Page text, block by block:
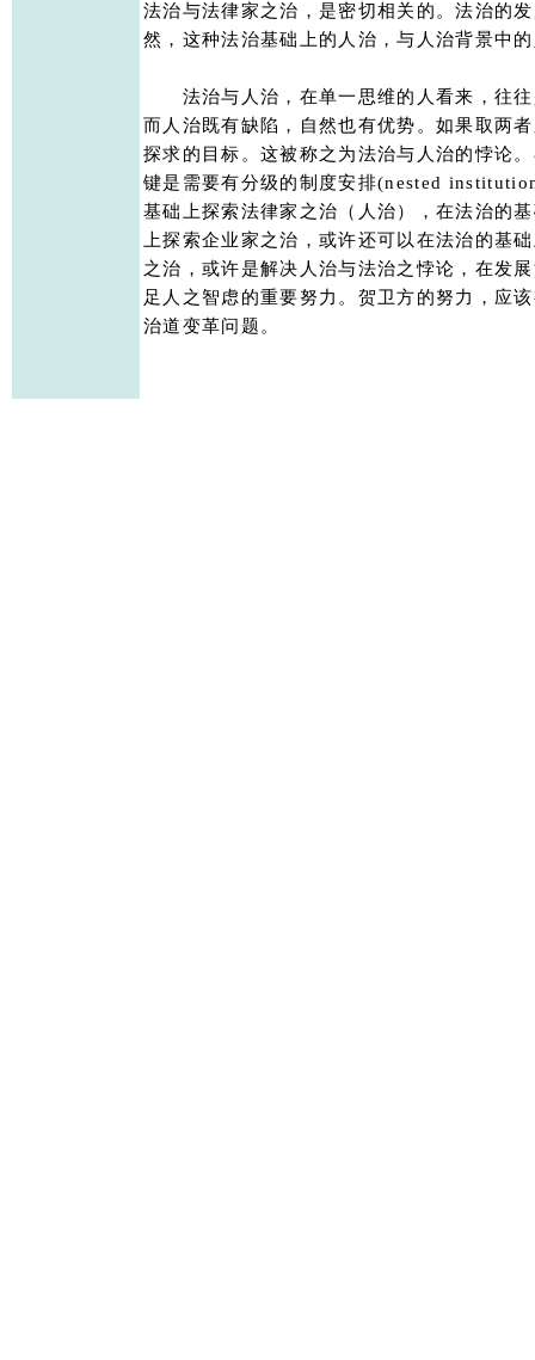
法治与法律家之治，是密切相关的。法治的
然，这种法治基础上的人治，与人治背景中
法治与人治，在单一思维的人看来，往往
而人治既有缺陷，自然也有优势。如果取两
探求的目标。这被称之为法治与人治的悖论
键是需要有分级的制度安排(nested
基础上探索法律家之治（人治），在法治的
上探索企业家之治，或许还可以在法治的基
之治，或许是解决人治与法治之悖论，在发
足人之智虑的重要努力。贺卫方的努力，应
治道变革问题。